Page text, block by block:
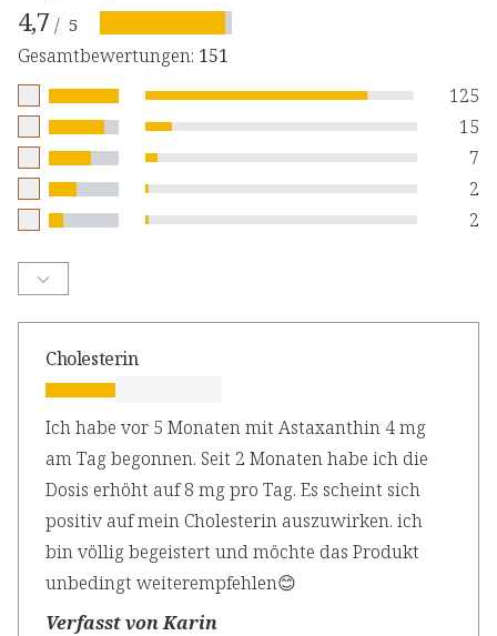
4,7 / 5
Gesamtbewertungen: 151
125
15
7
2
2
Cholesterin
Ich habe vor 5 Monaten mit Astaxanthin 4 mg
am Tag begonnen. Seit 2 Monaten habe ich die
Dosis erhöht auf 8 mg pro Tag. Es scheint sich
positiv auf mein Cholesterin auszuwirken. ich
bin völlig begeistert und möchte das Produkt
unbedingt weiterempfehlen😊
Verfasst von Karin